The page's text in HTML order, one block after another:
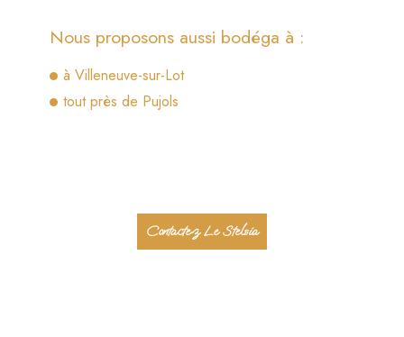
Nous proposons aussi bodéga à :
à Villeneuve-sur-Lot
tout près de Pujols
Contactez Le Stelsia